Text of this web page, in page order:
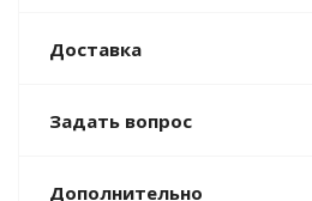
Доставка
Задать вопрос
Дополнительно